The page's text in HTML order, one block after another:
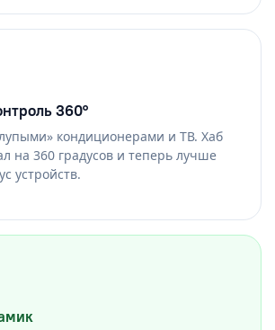
360°
кондиционерами и ТВ. Хаб
на 360 градусов и теперь лучше
устройств.